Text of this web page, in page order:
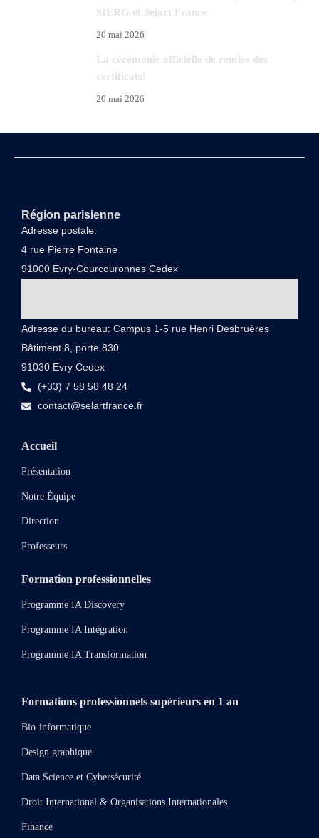
SIERG et Selart France
20 mai 2026
La cérémonie officielle de remise des
certificats!
20 mai 2026
Région parisienne
Adresse postale:
4 rue Pierre Fontaine
91000 Evry-Courcouronnes Cedex
Adresse du bureau: Campus 1-5 rue Henri Desbruères
Bâtiment 8, porte 830
91030 Evry Cedex
(+33) 7 58 58 48 24
contact@selartfrance.fr
Accueil
Présentation
Notre Équipe
Direction
Professeurs
Formation professionnelles
Programme IA Discovery
Programme IA Intégration
Programme IA Transformation
Formations professionnels supérieurs en 1 an
Bio-informatique
Design graphique
Data Science et Cybersécurité
Droit International & Organisations Internationales
Finance